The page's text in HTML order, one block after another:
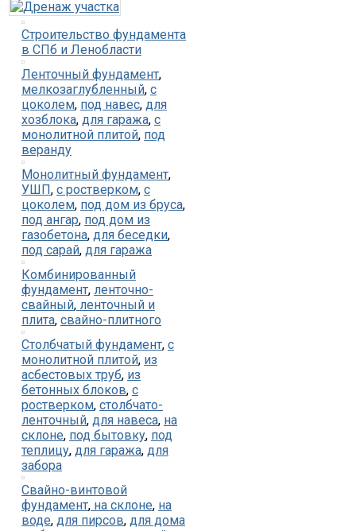
Строительство фундамента
в СПб и Ленобласти
Ленточный фундамент,
мелкозаглубленный, с
цоколем, под навес, для
хозблока, для гаража, с
монолитной плитой, под
веранду
Монолитный фундамент,
УШП, с ростверком, с
цоколем, под дом из бруса,
под ангар, под дом из
газобетона, для беседки,
под сарай, для гаража
Комбинированный
фундамент, ленточно-
свайный, ленточный и
плита, свайно-плитного
Столбчатый фундамент, с
монолитной плитой, из
асбестовых труб, из
бетонных блоков, с
ростверком, столбчато-
ленточный, для навеса, на
склоне, под бытовку, под
теплицу, для гаража, для
забора
Свайно-винтовой
фундамент, на склоне, на
воде, для пирсов, для дома